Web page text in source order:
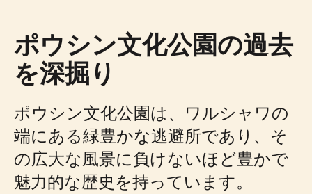
ポウシン文化公園の過去
を深掘り
ポウシン文化公園は、ワルシャワの
端にある緑豊かな逃避所であり、そ
の広大な風景に負けないほど豊かで
魅力的な歴史を持っています。